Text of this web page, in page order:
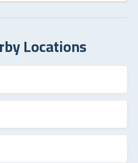
Locations